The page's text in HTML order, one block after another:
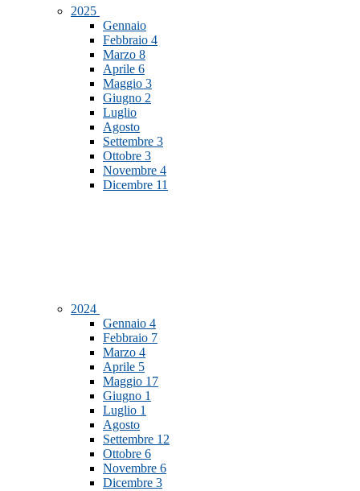
2025
Gennaio
Febbraio 4
Marzo 8
Aprile 6
Maggio 3
Giugno 2
Luglio
Agosto
Settembre 3
Ottobre 3
Novembre 4
Dicembre 11
2024
Gennaio 4
Febbraio 7
Marzo 4
Aprile 5
Maggio 17
Giugno 1
Luglio 1
Agosto
Settembre 12
Ottobre 6
Novembre 6
Dicembre 3